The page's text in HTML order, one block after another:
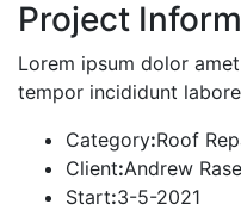
Project
Lorem ipsum dolor
tempor incididunt
Category:Roof
Client:Andrew
Start:3-5-2021